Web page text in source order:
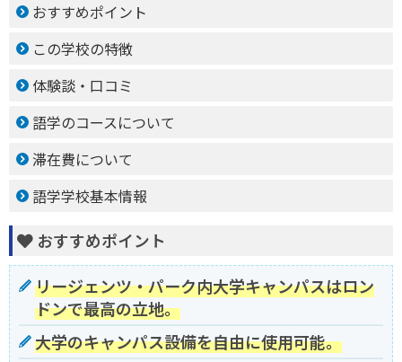
おすすめポイント
この学校の特徴
体験談・口コミ
語学のコースについて
滞在費について
語学学校基本情報
おすすめポイント
リージェンツ・パーク内大学キャンパスはロン
ドンで最高の立地。
大学のキャンパス設備を自由に使用可能。